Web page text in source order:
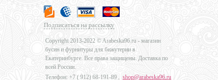
Подписаться на рассылку
Copyright 2013-2022 © Arabeska96.ru - магазин
бусин и фурнитуры для бижутерии в
Екатеринбурге. Все права защищены. Доставка по
всей России.
Телефон: +7 ( 912) 68-191-89 , shop@arabeska96.ru